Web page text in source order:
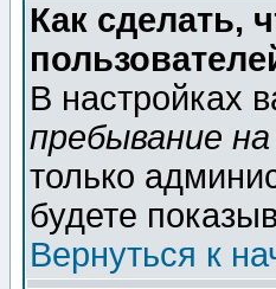
Как сделать,
В настройках
пребывание
только
будете
Вернуться к